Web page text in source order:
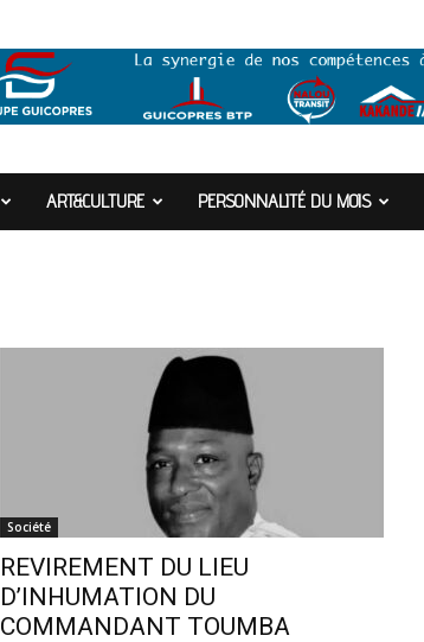
ART&CULTURE PERSONNALITÉ DU MOIS
Société
REVIREMENT DU LIEU
D’INHUMATION DU
COMMANDANT TOUMBA